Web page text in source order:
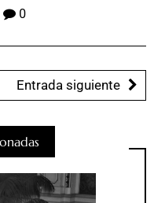
0
Entrada siguiente